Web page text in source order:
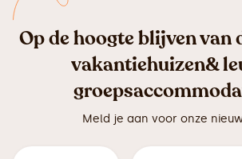
Op de hoogte blijven van
vakantiehuizen&
Meld je aan voor onze